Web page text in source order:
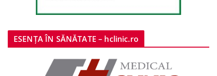
ESENȚA ÎN SĂNĂTATE – hclinic.ro